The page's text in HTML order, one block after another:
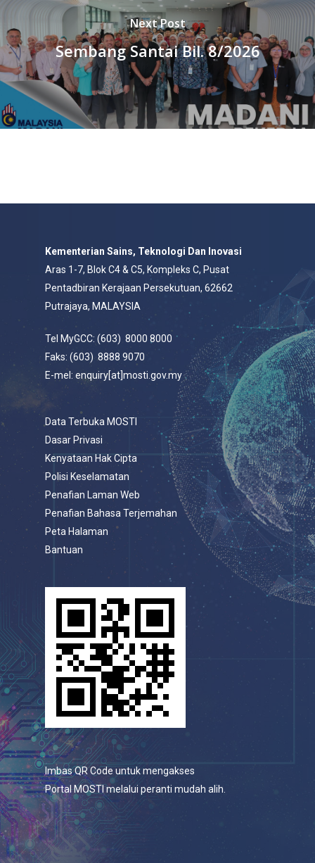
Next Post
Sembang Santai Bil. 8/2026
Kementerian Sains, Teknologi Dan Inovasi
Aras 1-7, Blok C4 & C5, Kompleks C, Pusat
Pentadbiran Kerajaan Persekutuan, 62662
Putrajaya, MALAYSIA
Tel MyGCC: (603) 8000 8000
Faks: (603) 8888 9070
E-mel: enquiry[at]mosti.gov.my
Data Terbuka MOSTI
Dasar Privasi
Kenyataan Hak Cipta
Polisi Keselamatan
Penafian Laman Web
Penafian Bahasa Terjemahan
Peta Halaman
Bantuan
Imbas QR Code untuk mengakses
Portal MOSTI melalui peranti mudah alih.